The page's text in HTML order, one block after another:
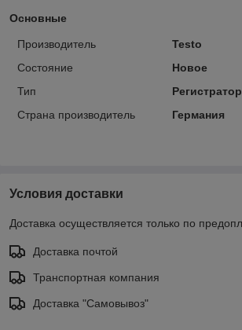
Основные
Производитель
Testo
Состояние
Новое
Тип
Страна производитель
Германия
Условия доставки
Доставка осуществляется только по
Доставка почтой
Транспортная компания
Доставка "Самовывоз"